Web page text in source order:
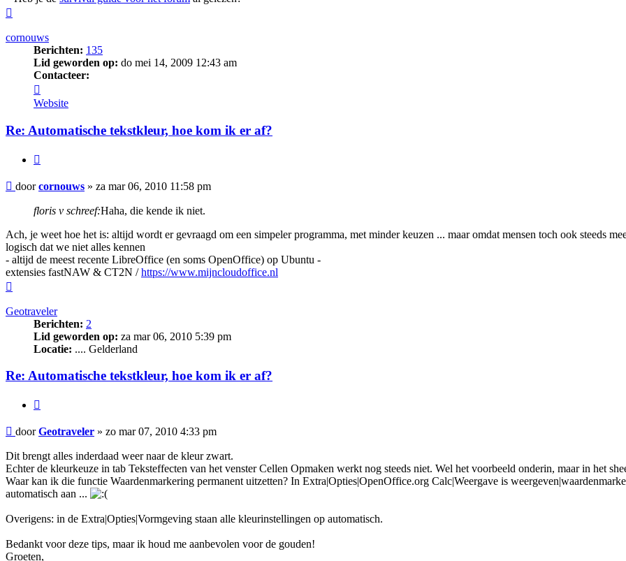
cornouws
Berichten: 135
Lid geworden op: do mei 14, 2009 12:43 am
Contacteer:
cornouws
Website
Re: Automatische tekstkleur, hoe kom ik er af?
Bericht
doorcornouws » za mar 06, 2010 11:58 pm
floris v schreef:Haha, die kende ik niet.
Ach, je weet hoe het is: altijd wordt er gevraagd om een simpeler programma, met minder keuzen ... maar omdat mensen toch ook steeds
logisch dat we niet alles kennen
- altijd de meest recente LibreOffice (en soms OpenOffice) op Ubuntu -
extensies fastNAW & CT2N /https://www.mijncloudoffice.nl
Geotraveler
Berichten: 2
Lid geworden op: za mar 06, 2010 5:39 pm
Locatie: .... Gelderland
Re: Automatische tekstkleur, hoe kom ik er af?
Bericht
doorGeotraveler » zo mar 07, 2010 4:33 pm
Dit brengt alles inderdaad weer naar de kleur zwart.
Echter de kleurkeuze in tab Teksteffecten van het venster Cellen Opmaken werkt nog steeds niet. Wel het voorbeeld onderin, maar in het
Waar kan ik die functie Waardenmarkering permanent uitzetten? In Extra|Opties|OpenOffice.org Calc|Weergave is
automatisch aan ...
Overigens: in de Extra|Opties|Vormgeving staan alle kleurinstellingen op automatisch.
Bedankt voor deze tips, maar ik houd me aanbevolen voor de gouden!
Groeten,